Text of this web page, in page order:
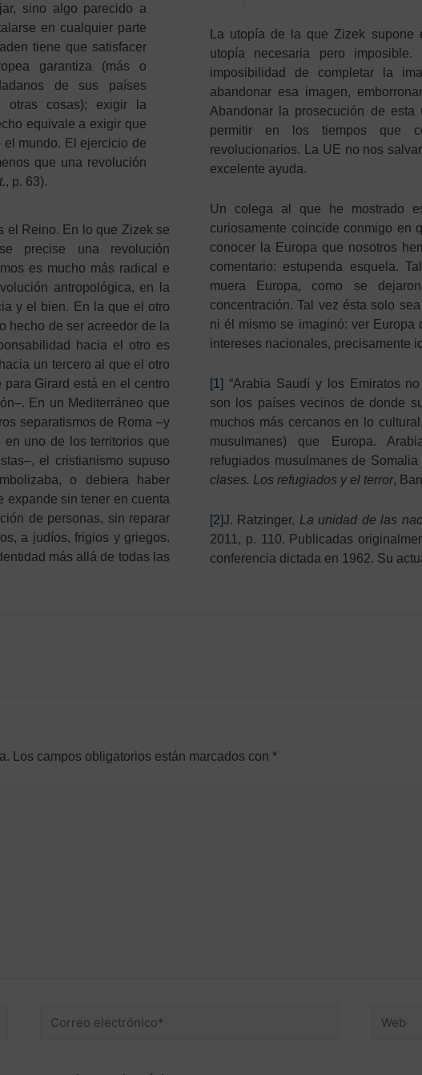
sino algo parecido a
en cualquier parte
tiene que satisfacer
garantiza (más o
de sus países
otras cosas); exigir la
equivale a exigir que
el mundo. El ejercicio de
que una revolución
, p. 63).
el Reino. En lo que Zizek se
precise una revolución
es mucho más radical e
antropológica, en la
y el bien. En la que el otro
hecho de ser acreedor de la
hacia el otro es
un tercero al que el otro
Girard está en el centro
En un Mediterráneo que
separatismos de Roma –y
uno de los territorios que
el cristianismo supuso
o debiera haber
expande sin tener en cuenta
de personas, sin reparar
a judíos, frigios y griegos.
más allá de todas las
La utopía de la que Zizek
utopía necesaria pero
imposibilidad de completar la
abandonar esa imagen,
Abandonar la prosecución de
permitir en los tiempos que
revolucionarios. La UE no nos
excelente ayuda.
Un colega al que he mostrado
curiosamente coincide conmigo en
conocer la Europa que nosotros
comentario: estupenda esquela.
muera Europa, como se
concentración. Tal vez ésta solo
ni él mismo se imaginó: ver Europa
intereses nacionales, precisamente
[1] “Arabia Saudí y los Emiratos
son los países vecinos de donde
muchos más cercanos en lo
musulmanes) que Europa.
refugiados musulmanes de
clases. Los refugiados y el terror,
[2]J. Ratzinger, La unidad de las
2011, p. 110. Publicadas
conferencia dictada en 1962. Su
Los campos obligatorios están marcados con *